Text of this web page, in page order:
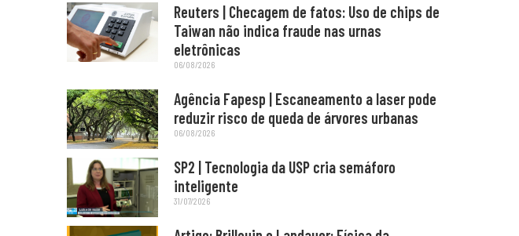
Reuters | Checagem de fatos: Uso de chips de
Taiwan não indica fraude nas urnas
eletrônicas
06/08/2026
Agência Fapesp | Escaneamento a laser pode
reduzir risco de queda de árvores urbanas
06/08/2026
SP2 | Tecnologia da USP cria semáforo
inteligente
31/07/2026